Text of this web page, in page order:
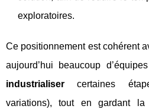
exploratoires.
Ce positionnement est cohérent
aujourd’hui beaucoup
industrialiser certaines
variations), tout en gardant